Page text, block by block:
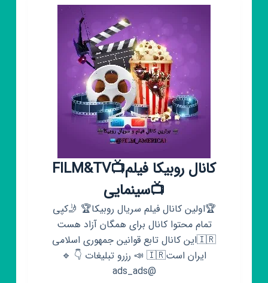
هندی
🤩
کانال روبیکا فیلم📺FILM&TV
📺سینمایی
🏆اولین کانال فیلم سریال روبیکا🏆 🤳کپی
تمام‌ محتوا کانال برای همگان آزاد هست
🇮🇷این کانال تابع قوانین جمهوری اسلامی
ایران است🇮🇷 📣 رزرو تبلیغات 👇 🔹
@ads_ads